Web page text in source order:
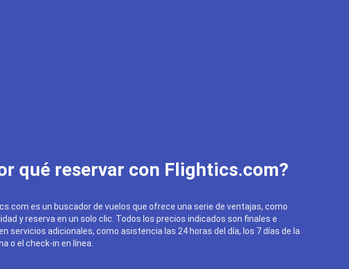
qué reservar con Flightics.com?
es un buscador de vuelos que ofrece una serie de ventajas, como
y reserva en un solo clic. Todos los precios indicados son finales e
servicios adicionales, como asistencia las 24 horas del día, los 7 días de la
o el check-in en línea.